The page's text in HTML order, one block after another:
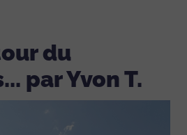
du
par Yvon T.